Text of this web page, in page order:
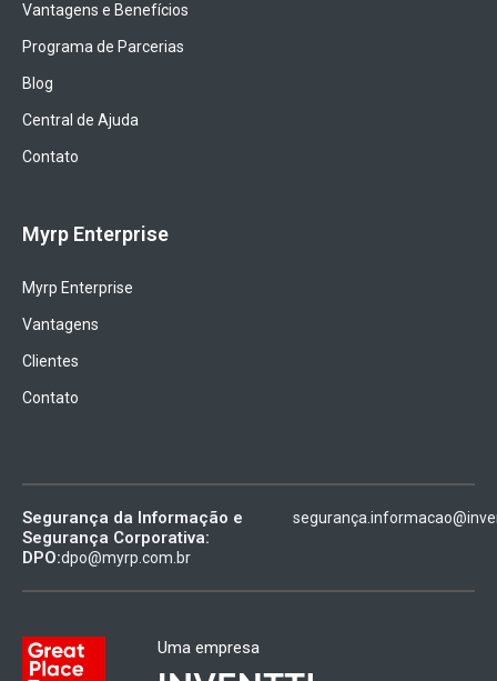
Vantagens e Benefícios
Programa de Parcerias
Blog
Central de Ajuda
Contato
Myrp Enterprise
Myrp Enterprise
Vantagens
Clientes
Contato
Segurança da Informação e
Segurança Corporativa:
DPO:dpo@myrp.com.br
Uma empresa